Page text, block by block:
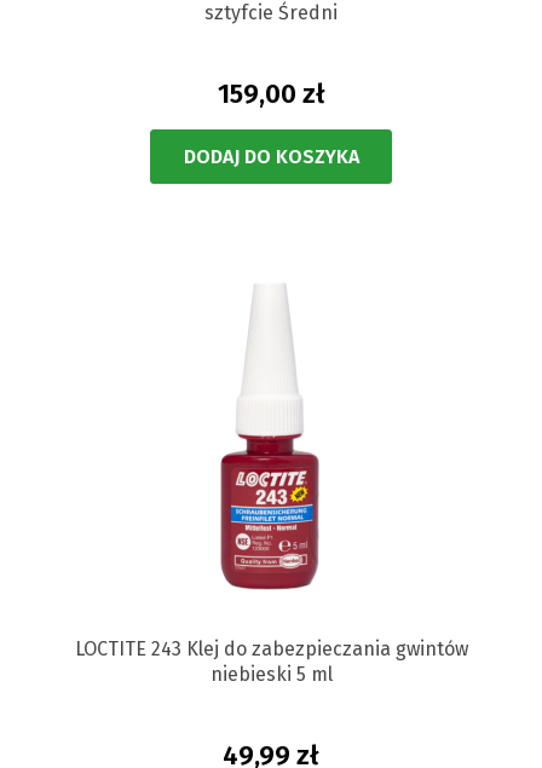
sztyfcie Średni
159,00 zł
DODAJ DO KOSZYKA
LOCTITE 243 Klej do zabezpieczania gwintów
niebieski 5 ml
49,99 zł